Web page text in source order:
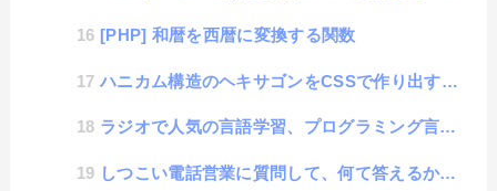
[PHP] 和暦を西暦に変換する関数
ハニカム構造のヘキサゴンをCSSで作り出す六角形の仕組み
ラジオで人気の言語学習、プログラミング言語も学習可能なのか？
しつこい電話営業に質問して、何て答えるか選手権